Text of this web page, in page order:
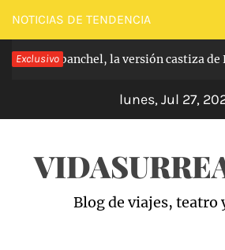
Saltar
al
contenido
NOTICIAS DE TENDENCIA
Exclusivo
de Carabanchel, la versión castiza de
lunes, Jul 27,
Blog de viajes, teatro